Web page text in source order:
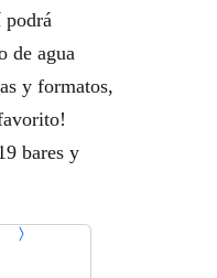
podrá
de agua
y formatos,
bares y